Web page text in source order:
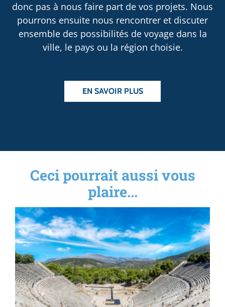
donc pas à nous faire part de vos projets. Nous
pourrons ensuite nous rencontrer et discuter
ensemble des possibilités de voyage dans la
ville, le pays ou la région choisie.
EN SAVOIR PLUS
Ceci pourrait aussi vous
plaire...